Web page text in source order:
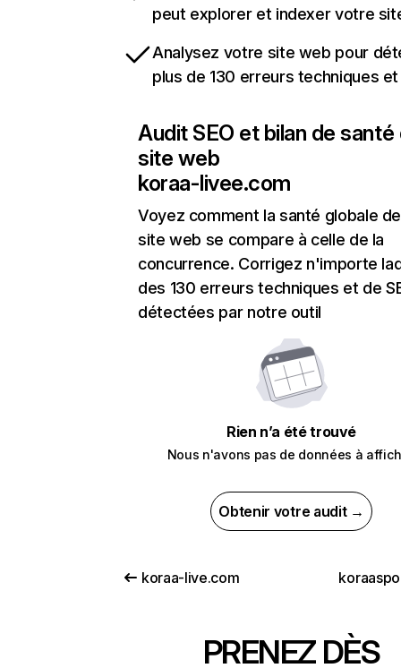
peut explorer et indexer votre
Analysez votre site web pour
plus de 130 erreurs techniques et
Audit SEO et bilan de santé
site web
koraa-livee.com
Voyez comment la santé globale
site web se compare à celle de la
concurrence. Corrigez n'importe
des 130 erreurs techniques et de
détectées par notre outil
Rien n’a été trouvé
Nous n'avons pas de données à
Obtenir votre audit →
koraa-live.com
PRENEZ DÈS